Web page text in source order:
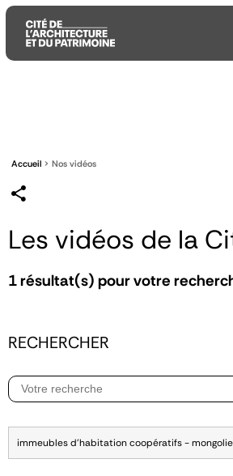
principal
principal
recherche
Accueil Nos vidéos
Les vidéos de la
1résultat(s) pour votre
RECHERCHER
immeubles d'habitation coopératifs - mongolie